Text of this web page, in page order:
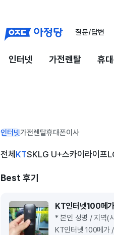
질문/답변
인터넷 가전렌탈 휴
인터넷가전렌탈휴대폰이사
전체 KTSKLG U+스카이라이프
Best 후기
KT인터넷100메
* 본인 성명 / 지역(
KT인터넷 100메가